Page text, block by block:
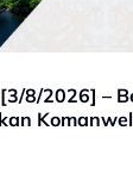
8/2026] –
Komanwel